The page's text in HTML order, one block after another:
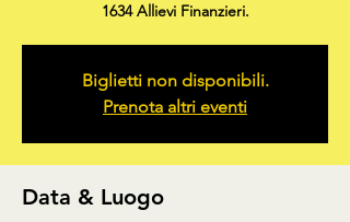
1634 Allievi Finanzieri.
Biglietti non disponibili.
Prenota altri eventi
Data & Luogo